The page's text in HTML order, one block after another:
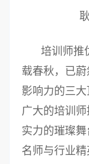
培训师推
载春秋，已
影响力的三
广大的培训
实力的璀璨
名师与行业